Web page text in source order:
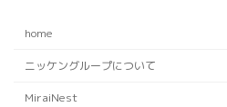
home
ニッケングループについて
MiraiNest